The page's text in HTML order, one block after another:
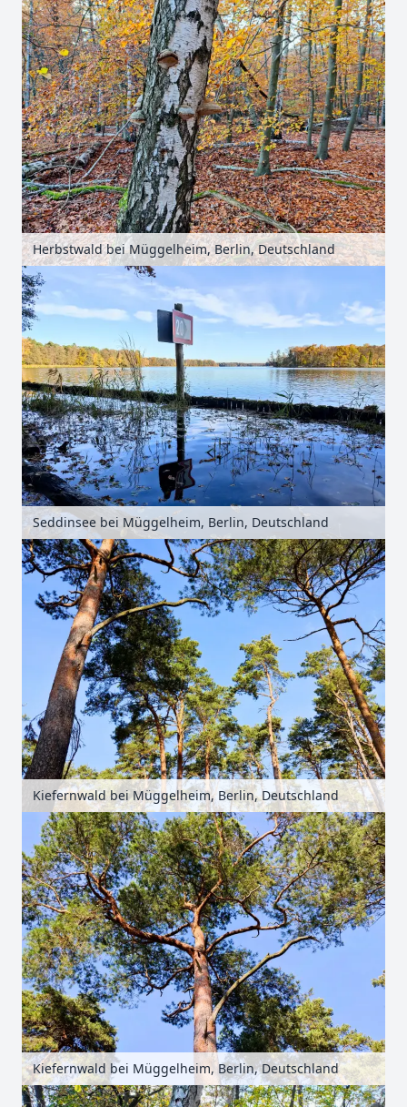
Herbstwald bei Müggelheim, Berlin, Deutschland
Seddinsee bei Müggelheim, Berlin, Deutschland
Kiefernwald bei Müggelheim, Berlin, Deutschland
Kiefernwald bei Müggelheim, Berlin, Deutschland